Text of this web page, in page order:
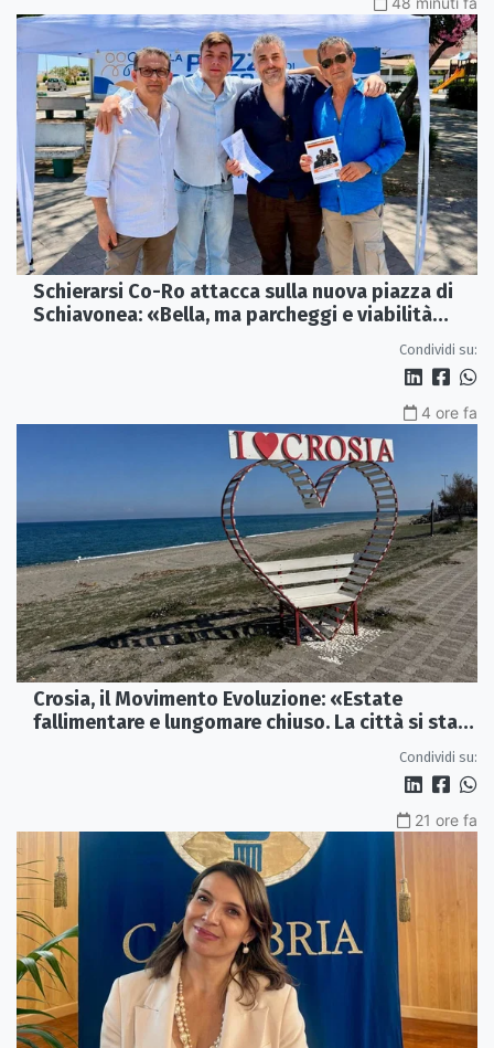
Schierarsi Co-Ro attacca sulla nuova piazza di
Schiavonea: «Bella, ma parcheggi e viabilità
Condividi su:
4 ore fa
Crosia, il Movimento Evoluzione: «Estate
fallimentare e lungomare chiuso. La città si sta
Condividi su:
21 ore fa